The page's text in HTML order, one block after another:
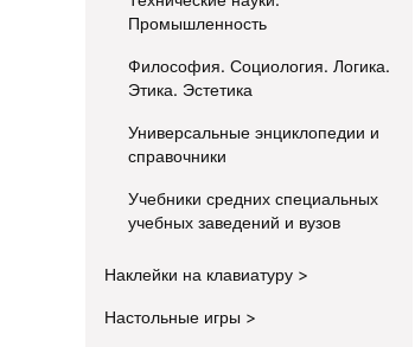
Промышленность
Философия. Социология. Логика.
Этика. Эстетика
Универсальные энциклопедии и
справочники
Учебники средних специальных
учебных заведений и вузов
Наклейки на клавиатуру
Настольные игры